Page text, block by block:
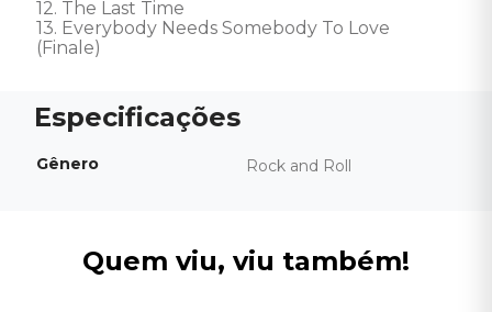
12. The Last Time
13. Everybody Needs Somebody To Love
(Finale)
Gênero Rock and Roll
Quem viu, viu também!